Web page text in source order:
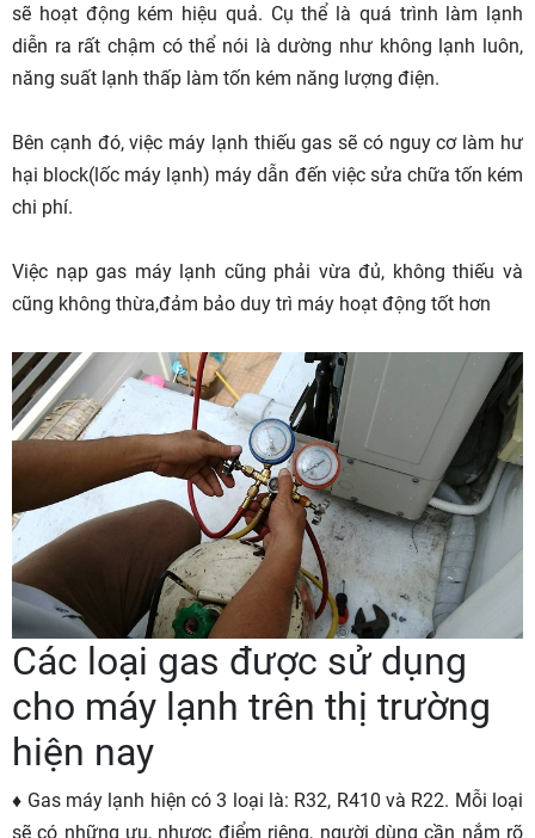
sẽ hoạt động kém hiệu quả. Cụ thể là quá trình làm lạnh
diễn ra rất chậm có thể nói là dường như không lạnh luôn,
năng suất lạnh thấp làm tốn kém năng lượng điện.
Bên cạnh đó, việc máy lạnh thiếu gas sẽ có nguy cơ làm hư
hại block(lốc máy lạnh) máy dẫn đến việc sửa chữa tốn kém
chi phí.
Việc nạp gas máy lạnh cũng phải vừa đủ, không thiếu và
cũng không thừa,đảm bảo duy trì máy hoạt động tốt hơn
Các loại gas được sử dụng
cho máy lạnh trên thị trường
hiện nay
♦ Gas máy lạnh hiện có 3 loại là: R32, R410 và R22. Mỗi loại
sẽ có những ưu, nhược điểm riêng, người dùng cần nắm rõ